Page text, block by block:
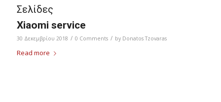
Σελίδες
Xiaomi service
30 Δεκεμβρίου 2018 / 0 Comments / by Donatos Tzovaras
Read more